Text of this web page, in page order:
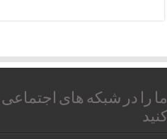
ما را در شبکه های اجتماعی
کنید